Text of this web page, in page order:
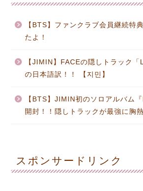
【BTS】ファンクラブ会員継続特
たよ！
【JIMIN】FACEの隠しトラック「
の日本語訳！！ 【지민】
【BTS】JIMIN初のソロアルバム『
開封！！隠しトラックが最強に胸熱
スポンサードリンク